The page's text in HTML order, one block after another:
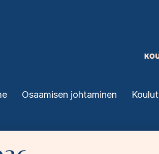
Osaamisen johtaminen